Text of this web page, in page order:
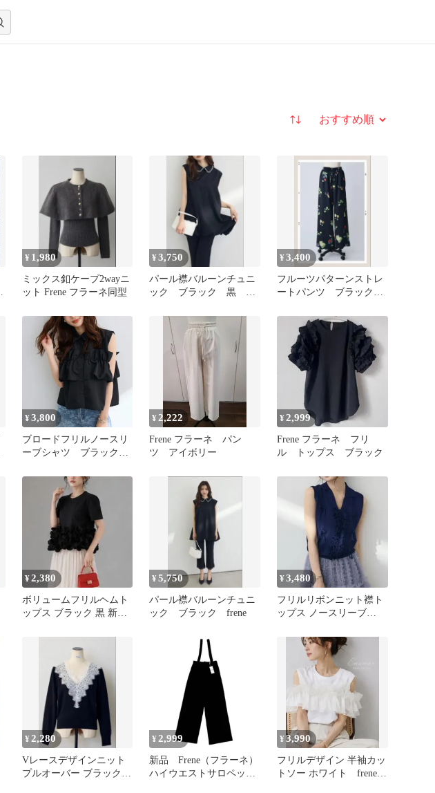
並び替え
¥ 1,980
ミックス釦ケープ2wayニ
ット Frene フラーネ同型
¥3,750
パール襟バルーンチュニ
ック ブラック 黒
¥3,400
フルーツパターンストレ
ートパンツ ブラック
¥3,800
ブロードフリルノースリ
ーブシャツ ブラック
トップス レディース
¥ 2,222
Frene フラーネ パン
ツ アイボリー
¥2,999
Frene フラーネ フリ
ル トップス ブラック
¥2,380
ボリュームフリルヘムト
ップス ブラック 黒 新品
ャツ
¥5,750
パール襟バルーンチュニ
ック ブラック frene
¥3,480
フリルリボンニット襟ト
ップス ノースリーブ
¥ 2,280
Vレースデザインニット
プルオーバー ブラック
¥ 2,999
新品 Frene（フラーネ）
ハイウエストサロペット
¥3,990
フリルデザイン 半袖カッ
トソー ホワイト frene同